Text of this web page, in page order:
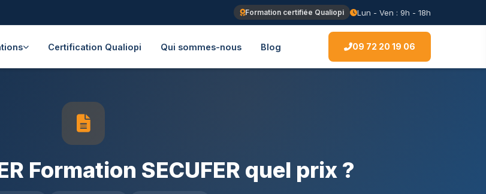
Formation certifiée Qualiopi Lun - Ven : 9h - 18h
Certification Qualiopi Qui sommes-nous Blog 09 72 20 19 06
Formation SECUFER quel prix ?